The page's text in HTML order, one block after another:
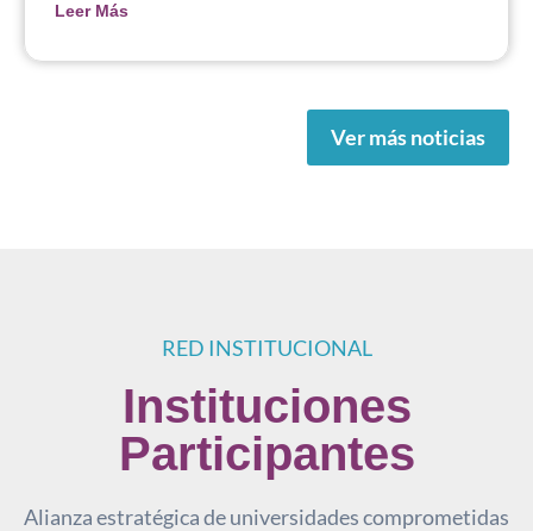
Leer Más
Ver más noticias
RED INSTITUCIONAL
Instituciones
Participantes
Alianza estratégica de universidades comprometidas